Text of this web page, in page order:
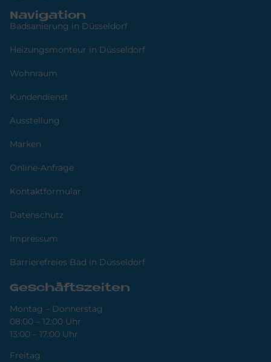
Navigation
Badsanierung in Düsseldorf
Heizungsmonteur in Düsseldorf
Wohnraum
Kundendienst
Ausstellung
Marken
Online-Anfrage
Kontaktformular
Datenschutz
Impressum
Barrierefreies Bad in Düsseldorf
Geschäftszeiten
Montag – Donnerstag
08:00 – 12:00 Uhr
13:00 – 17:00 Uhr
Freitag